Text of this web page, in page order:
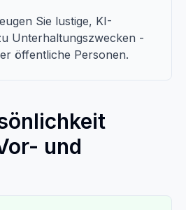
Sie lustige, KI-
Unterhaltungszwecken -
öffentliche Personen.
und